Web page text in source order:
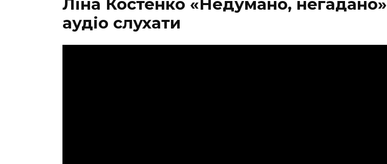
Ліна Костенко «Недумано, негадано»
аудіо слухати